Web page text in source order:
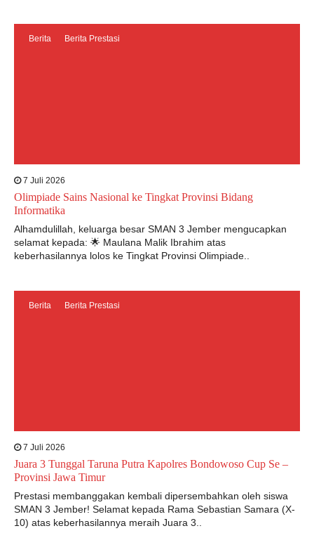
Berita Berita Prestasi
7 Juli 2026
Olimpiade Sains Nasional ke Tingkat Provinsi Bidang
Informatika
Alhamdulillah, keluarga besar SMAN 3 Jember mengucapkan
selamat kepada: 🌟 Maulana Malik Ibrahim atas
keberhasilannya lolos ke Tingkat Provinsi Olimpiade..
Berita Berita Prestasi
7 Juli 2026
Juara 3 Tunggal Taruna Putra Kapolres Bondowoso Cup Se –
Provinsi Jawa Timur
Prestasi membanggakan kembali dipersembahkan oleh siswa
SMAN 3 Jember! Selamat kepada Rama Sebastian Samara (X-
10) atas keberhasilannya meraih Juara 3..